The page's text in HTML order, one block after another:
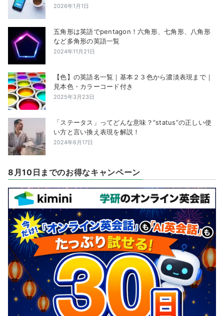
2026年1月1日
五角形は英語でpentagon！六角形、七角形、八角形
など多角形の英語一覧
2024年11月21日
【色】の英語名一覧｜基本２３色から濃淡表現まで｜
見本色・カラーコード付き
2025年3月23日
「ステータス」ってどんな意味？”status”の正しい使
い方と言い換え表現を解説！
2024年6月17日
8月10日までのお得なキャンペーン